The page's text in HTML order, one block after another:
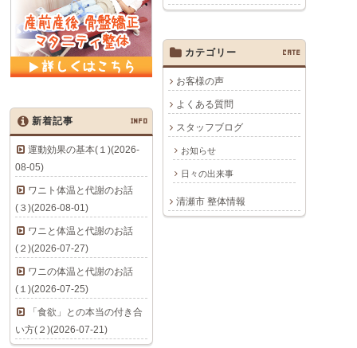
カテゴリー CATE
お客様の声
よくある質問
スタッフブログ
お知らせ
日々の出来事
清瀬市 整体情報
新着記事 INFO
運動効果の基本(１)(2026-
08-05)
ワニト体温と代謝のお話
(３)(2026-08-01)
ワニと体温と代謝のお話
(２)(2026-07-27)
ワニの体温と代謝のお話
(１)(2026-07-25)
「食欲」との本当の付き合
い方(２)(2026-07-21)